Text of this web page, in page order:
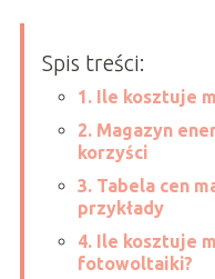
Spis treści:
1. Ile kosztuje
2. Magazyn
korzyści
3. Tabela cen
przykłady
4. Ile kosztuje
fotowoltaiki?